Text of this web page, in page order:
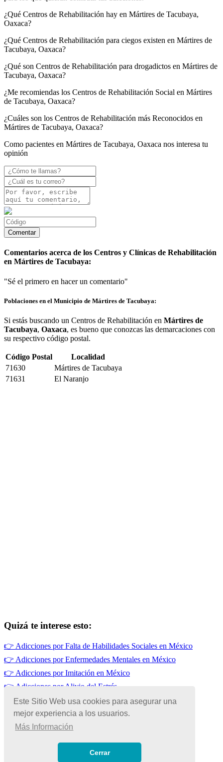
Este Sitio Web usa cookies para asegurar una
mejor experiencia a los usuarios.
Más Información
Cerrar
¿Qué Centros de Rehabilitación hay en Mártires de Tacubaya,
Oaxaca?
¿Qué Centros de Rehabilitación para ciegos existen en Mártires de
Tacubaya, Oaxaca?
¿Qué son Centros de Rehabilitación para drogadictos en Mártires de
Tacubaya, Oaxaca?
¿Me recomiendas los Centros de Rehabilitación Social en Mártires
de Tacubaya, Oaxaca?
¿Cuáles son los Centros de Rehabilitación más Reconocidos en
Mártires de Tacubaya, Oaxaca?
Como pacientes en Mártires de Tacubaya, Oaxaca nos interesa tu
opinión
Comentarios acerca de los Centros y Clínicas de Rehabilitación
en Mártires de Tacubaya:
"Sé el primero en hacer un comentario"
Poblaciones en el Municipio de Mártires de Tacubaya:
Si estás buscando un Centros de Rehabilitación en Mártires de
Tacubaya, Oaxaca, es bueno que conozcas las demarcaciones con
su respectivo código postal.
Código Postal
Localidad
71630
Mártires de Tacubaya
71631
El Naranjo
Quizá te interese esto:
👉 Adicciones por Falta de Habilidades Sociales en México
👉 Adicciones por Enfermedades Mentales en México
👉 Adicciones por Imitación en México
👉 Adicciones por Alivio del Estrés
👉Alcoholismo en México
👉Adicciones en México
© Copyright 2026 | Todos los Derechos Reservados